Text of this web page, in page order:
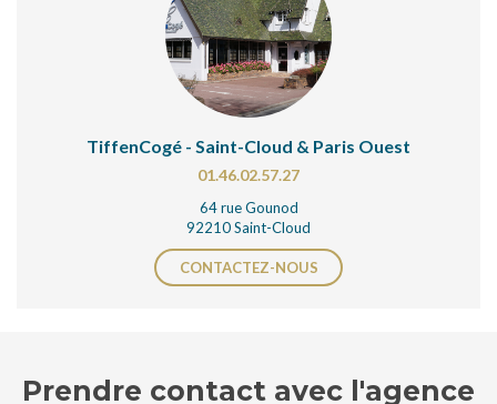
TiffenCogé - Saint-Cloud & Paris Ouest
01.46.02.57.27
64 rue Gounod
92210 Saint-Cloud
CONTACTEZ-NOUS
Prendre contact avec l'agence